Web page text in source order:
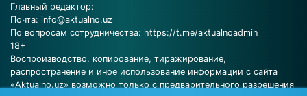
Главный редактор:
Почта: info@aktualno.uz
По вопросам сотрудничества: https://t.me/aktualnoadmin
18+
Воспроизводство, копирование, тиражирование,
распространение и иное использование информации с сайта
«Aktualno.uz» возможно только с предварительного разрешения